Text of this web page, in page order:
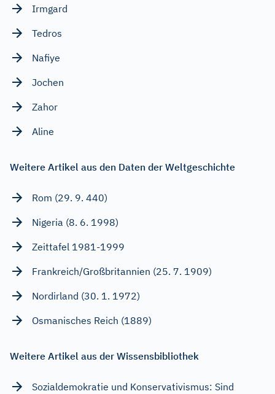
Irmgard
Tedros
Nafiye
Jochen
Zahor
Aline
Weitere Artikel aus den Daten der Weltgeschichte
Rom (29. 9. 440)
Nigeria (8. 6. 1998)
Zeittafel 1981-1999
Frankreich/Großbritannien (25. 7. 1909)
Nordirland (30. 1. 1972)
Osmanisches Reich (1889)
Weitere Artikel aus der Wissensbibliothek
Sozialdemokratie und Konservativismus: Sind